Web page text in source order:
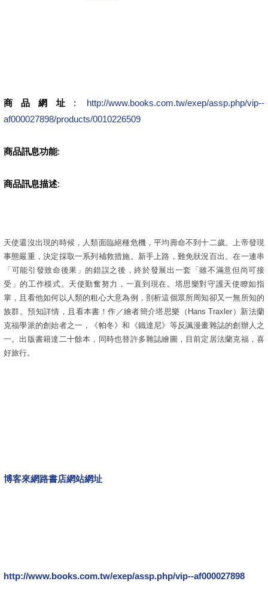
商品網址 : http://www.books.com.tw/exep/assp.php/vip--
af000027898/products/0010226509
商品訊息功能:
商品訊息描述:
天使還沒出現的時候，人類面臨絕種危機，平均壽命不到十二歲。上帝發現
事態嚴重，決定採取一系列補救措施。新手上路，難免狀況百出。在一連串
「可能引發致命後果」的錯誤之後，終於發展出一套「雖不滿意但尚可接
受」的工作模式。天使勤奮努力，一直到現在。塔思樂對守護天使瞭如指
掌，且看他如何以人類的粗心大意為例，剖析這個眾所周知卻又一無所知的
族群。預知詳情，且看本書！作／繪者簡介塔思樂（Hans Traxler）新法蘭
克福學派的創始者之一，《帕冬》和《鐵達尼》等反諷漫畫雜誌的創辦人之
一。出版書籍達二十餘本，同時也替許多雜誌繪圖，目前定居法蘭克福，喜
好旅行。
博客來網路書店網站網址
http://www.books.com.tw/exep/assp.php/vip--af000027898